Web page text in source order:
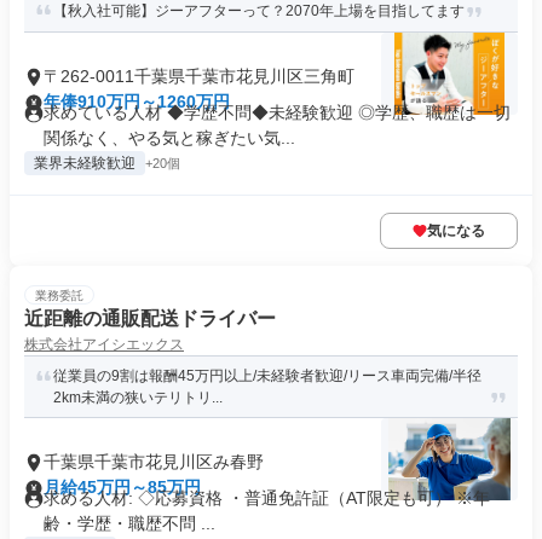
【秋入社可能】ジーアフターって？2070年上場を目指してます
〒262-0011千葉県千葉市花見川区三角町
年俸910万円～1260万円
求めている人材 ◆学歴不問◆未経験歓迎 ◎学歴、職歴は一切
関係なく、やる気と稼ぎたい気...
業界未経験歓迎 +20個
気になる
業務委託
近距離の通販配送ドライバー
株式会社アイシエックス
従業員の9割は報酬45万円以上/未経験者歓迎/リース車両完備/半径
2km未満の狭いテリトリ...
千葉県千葉市花見川区み春野
月給45万円～85万円
求める人材: ◇応募資格 ・普通免許証（AT限定も可） ※年
齢・学歴・職歴不問 ...